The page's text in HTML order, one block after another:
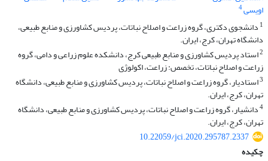
اویسی4
1 دانشجوی دکتری، گروه زراعت و اصلاح نباتات، پردیس کشاورزی و منابع طبیعی،
دانشگاه تهران، کرج، ایران.
2استاد پردیس کشاورزی و منابع طبیعی کرج، دانشکده علوم زراعی و دامی، گروه
زراعت و اصلاح نباتات، تخصص: زراعت، اکولوژی
3استادیار، گروه زراعت و اصلاح نباتات، پردیس کشاورزی و منابع طبیعی، دانشگاه
تهران، کرج، ایران.
4دانشیار، گروه زراعت و اصلاح نباتات، پردیس کشاورزی و منابع طبیعی، دانشگاه
تهران، کرج، ایران.
10.22059/jci.2020.295787.2337
چکیده